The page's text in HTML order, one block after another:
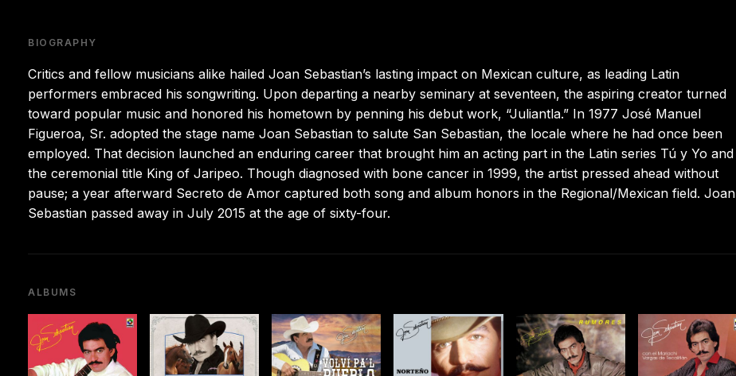
BIOGRAPHY
Critics and fellow musicians alike hailed Joan Sebastian’s lasting impact on Mexican culture, as leading Latin
performers embraced his songwriting. Upon departing a nearby seminary at seventeen, the aspiring creator turned
toward popular music and honored his hometown by penning his debut work, “Juliantla.” In 1977 José Manuel
Figueroa, Sr. adopted the stage name Joan Sebastian to salute San Sebastian, the locale where he had once been
employed. That decision launched an enduring career that brought him an acting part in the Latin series Tú y Yo and
the ceremonial title King of Jaripeo. Though diagnosed with bone cancer in 1999, the artist pressed ahead without
pause; a year afterward Secreto de Amor captured both song and album honors in the Regional/Mexican field. Joan
Sebastian passed away in July 2015 at the age of sixty-four.
ALBUMS